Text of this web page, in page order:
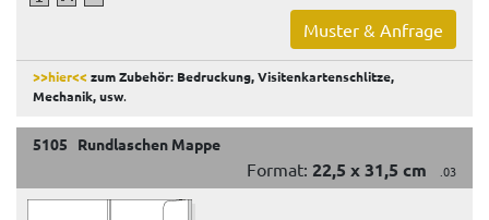
Muster & Anfrage
>>hier<<zum Zubehör: Bedruckung, Visitenkartenschlitze,
Mechanik, usw.
5105 Rundlaschen Mappe
Format: 22,5 x 31,5 cm .03